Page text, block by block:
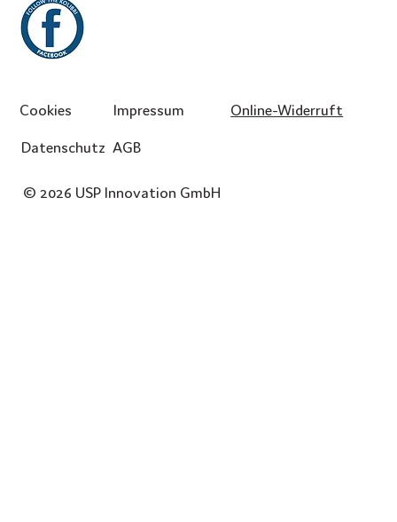
Cookies
Datenschutz
Impressum
AGB
Online-Widerruft
© 2026 USP Innovation GmbH